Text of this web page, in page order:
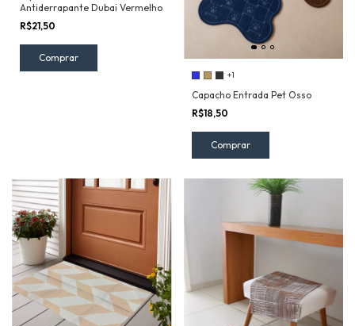
Antiderrapante Dubai Vermelho
R$21,50
+1
Capacho Entrada Pet Osso
R$18,50
Comprar